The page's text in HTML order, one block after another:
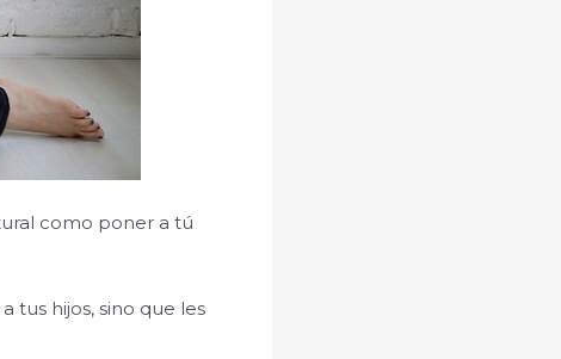
como poner a tú
tus hijos, sino que les